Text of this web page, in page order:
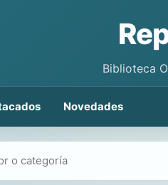
Biblioteca
Novedades